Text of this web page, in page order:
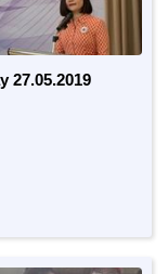
27.05.2019